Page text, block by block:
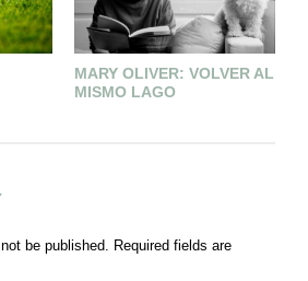
MARY OLIVER: VOLVER AL
MISMO LAGO
be published. Required fields are